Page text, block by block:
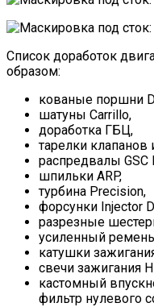
Список доработок
образом:
кованые поршни
шатуны Carrillo,
доработка ГБЦ,
тарелки клапанов
распредвалы GSC
шпильки ARP,
турбина Precision,
форсунки Injector
разрезные
усиленный
катушки
свечи зажигания
кастомный
фильтр нулевого